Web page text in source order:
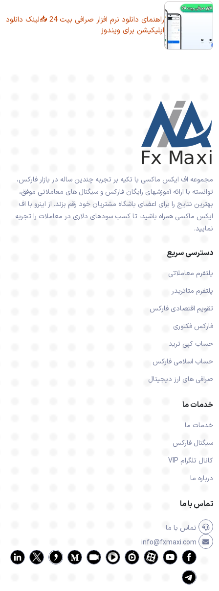
راهنمای دانلود نرم افزار صرافی بیت 24 📥لینک دانلود
اپلیکیشن برای ویندوز
مجموعه اف ایکس ماکسی با تکیه بر تجربه چندین ساله در بازار فارکس،
توانسته با ارائه آموزشهای رایگان فارکس و سیگنال های معاملاتی موفق،
بهترین نتایج را برای اعضای باشگاه مشتریان خود رقم بزند. از اینرو با اف
ایکس ماکسی همراه باشید، تا کسب سودهای دلاری در معاملات را تجربه
نمایید.
دسترسی سریع
پلتفرم معاملاتی
پلتفرم متاتریدر
تقویم اقتصادی فارکس
فارکس فکتوری
حساب کپی ترید
حساب اسلامی فارکس
صرافی های ارز دیجیتال
خدمات ما
خدمات ما
سیگنال فارکس
کانال تلگرام VIP
درباره ما
تماس با ما
تماس با ما